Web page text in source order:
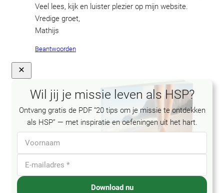
Veel lees, kijk en luister plezier op mijn website.
Vredige groet,
Mathijs
Beantwoorden
Close
Wil jij je missie leven als HSP?
Ontvang gratis de PDF “20 tips om je missie te ontdekken
als HSP” — met inspiratie en oefeningen uit het hart.
Download nu